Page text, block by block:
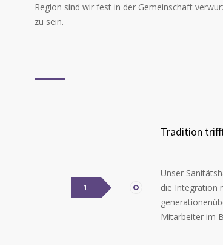
Region sind wir fest in der Gemeinschaft
zu sein.
1.
Tradition
Unser
die Integration
Mitarbeiter im